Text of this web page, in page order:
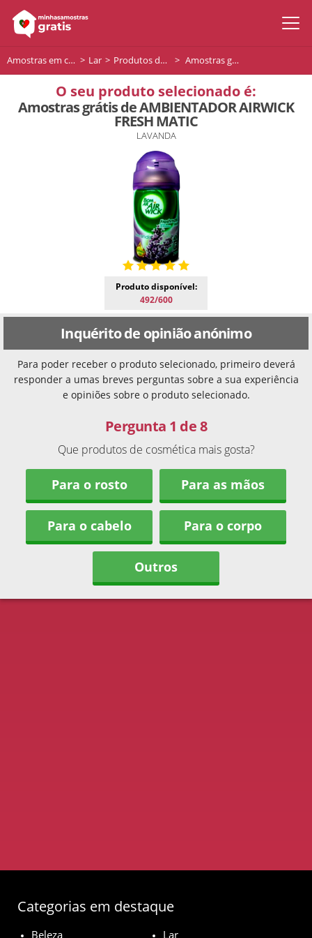
Amostras em casa Lar Produtos de limpeza Amostras grátis de AMBIENTADOR AIRWICK FRESH MATIC
O seu produto selecionado é:
Amostras grátis de AMBIENTADOR AIRWICK
FRESH MATIC
LAVANDA
Produto disponível:
492/600
Inquérito de opinião anónimo
Para poder receber o produto selecionado, primeiro deverá
responder a umas breves perguntas sobre a sua experiência
e opiniões sobre o produto selecionado.
Pergunta 1 de 8
Que produtos de cosmética mais gosta?
Para o rosto Para as mãos
Para o cabelo Para o corpo
Outros
Categorias em destaque
Beleza Lar